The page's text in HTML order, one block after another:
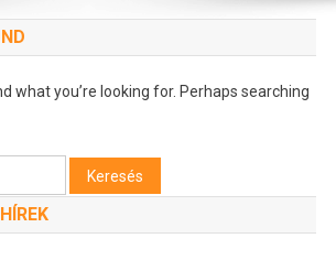
what you’re looking for. Perhaps searching